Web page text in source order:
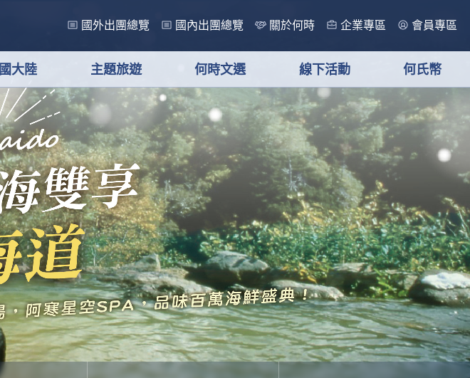
國外出團總覽 國內出團總覽 關於何時 企業專區 會員專區
大陸 主題旅遊 何時文選 線下活動 何氏幣